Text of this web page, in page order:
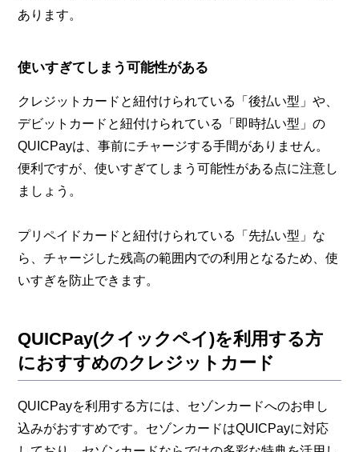
あります。
使いすぎてしまう可能性がある
クレジットカードと紐付けられている「後払い型」や、
デビットカードと紐付けられている「即時払い型」の
QUICPayは、事前にチャージする手間がありません。
便利ですが、使いすぎてしまう可能性がある点に注意し
ましょう。
プリペイドカードと紐付けられている「先払い型」な
ら、チャージした残高の範囲内での利用となるため、使
いすぎを防止できます。
QUICPay(クイックペイ)を利用する方
におすすめのクレジットカード
QUICPayを利用する方には、セゾンカードへのお申し
込みがおすすめです。セゾンカードはQUICPayに対応